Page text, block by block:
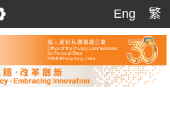
Eng
繁
繁